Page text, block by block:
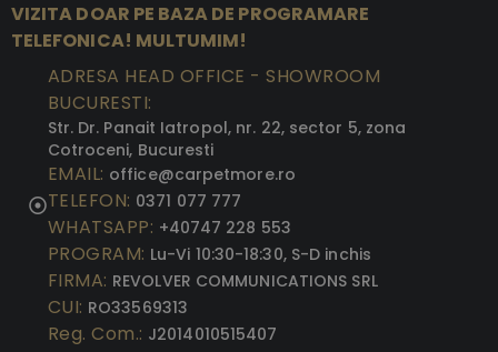
VIZITA DOAR PE BAZA DE PROGRAMARE
TELEFONICA! MULTUMIM!
ADRESA HEAD OFFICE - SHOWROOM
BUCURESTI:
Str. Dr. Panait Iatropol, nr. 22, sector 5, zona
Cotroceni, Bucuresti
EMAIL: office@carpetmore.ro
TELEFON: 0371 077 777
WHATSAPP: +40747 228 553
PROGRAM: Lu-Vi 10:30-18:30, S-D inchis
FIRMA: REVOLVER COMMUNICATIONS SRL
CUI: RO33569313
Reg. Com.: J2014010515407